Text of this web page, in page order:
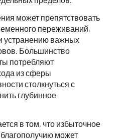
может препятствовать
переживаний,
устранению важных
Большинство
потребляют
из сферы
столкнуться с
глубинное
в том, что избыточное
может